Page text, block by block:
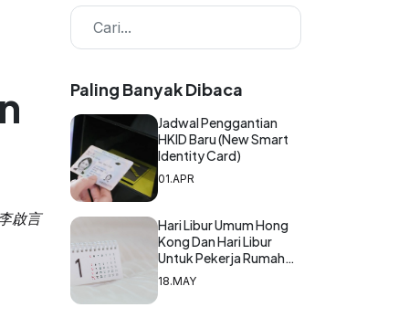
啟言
Paling Banyak Dibaca
Jadwal Penggantian
HKID Baru (New Smart
Identity Card)
01.APR
Hari Libur Umum Hong
Kong Dan Hari Libur
Untuk Pekerja Rumah
Tangga Asing Di Hong
18.MAY